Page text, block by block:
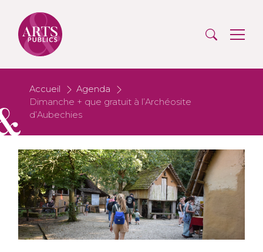
Accueil
Agenda
Dimanche + que gratuit à l’Archéosite
d’Aubechies